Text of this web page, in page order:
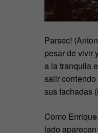
Parsec!
pesar de vivir
a la tranquila
salir
sus fachadas
Como
lado